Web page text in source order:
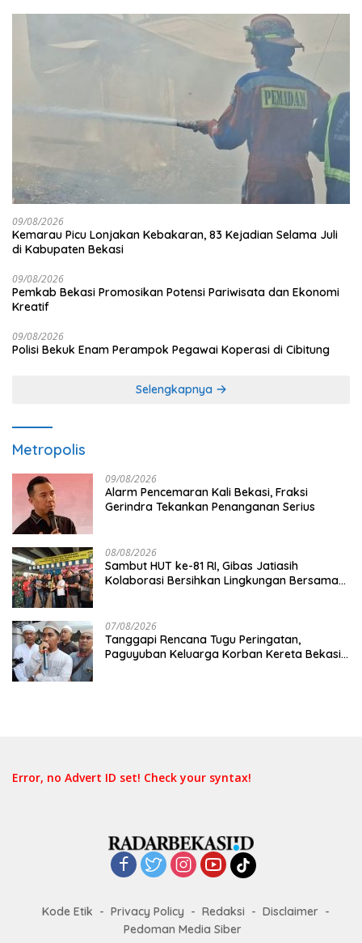
09/08/2026
Kemarau Picu Lonjakan Kebakaran, 83 Kejadian Selama Juli
di Kabupaten Bekasi
09/08/2026
Pemkab Bekasi Promosikan Potensi Pariwisata dan Ekonomi
Kreatif
09/08/2026
Polisi Bekuk Enam Perampok Pegawai Koperasi di Cibitung
Selengkapnya
Metropolis
09/08/2026
Alarm Pencemaran Kali Bekasi, Fraksi
Gerindra Tekankan Penanganan Serius
08/08/2026
Sambut HUT ke-81 RI, Gibas Jatiasih
Kolaborasi Bersihkan Lingkungan Bersama
07/08/2026
Tanggapi Rencana Tugu Peringatan,
Paguyuban Keluarga Korban Kereta Bekasi
Error, no Advert ID set! Check your syntax!
Kode Etik Privacy Policy Redaksi
Disclaimer
Pedoman Media Siber